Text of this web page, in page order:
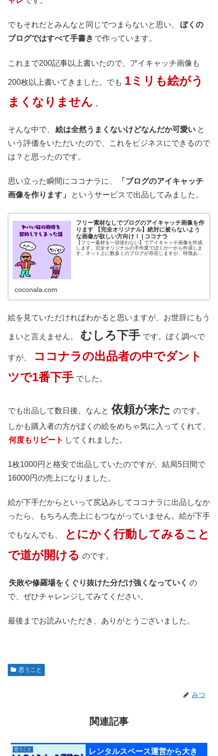
でもそれだとみんなと同じでつまらないと思い、
ぼくの
ブログではすべて手書き で作っています。
これまで200記事以上書いたので、アイキャッチ画像も
200枚以上書いてきました。でも 1ミリも絵がう
まくなりません 。
そんな中で、 絵は全然うまくないけどなんだか可愛い と
いう評価をいただいたので、これをビジネスにできるので
は？と思ったのです。
思い立った瞬間にココナラに、
「ブログのアイキャッチ
画像を作ります」
というサービスで出品してみました。
フリー素材なしでブログのアイキャッチ画像を作
ります 【完全オリジナル】絶対に被らないよう
な画像が欲しい方向け！ | ココナラ
【フリー素材を一切使わない】でアイキャッチ画像を作成
します。完全オリジナルの手作業でぼくが一から作成しま
す。ネット上に数多くのブログが存在しますが、特徴ある
coconala.com
絵を見ていただければわかると思いますが、お世辞にもう
まいと言えません。 むしろ下手 です。ぼく調べで
すが、
ココナラの出品者の中でダント
ツで1番下手 でした。
でも出品して数日後、なんと 依頼が来た のです。
しかも購入者の方がぼくの絵をめちゃ気に入ってくれて、
何度もリピート してくれました。
1枚1000円と格安で出品していたのですが、結局5日間で
16000円の売上になりました。
絵が下手だからといって尻込みしてココナラに出品しなか
ったら、もちろん売上にもつながっていません。絵が下手
でもなんでも、
とにかく行動してみること
で道が開ける のです。
失敗や修羅場をくぐり抜けた分だけ強くなっていく の
で、ぜひチャレンジしてみてください。
最後までお読みいただき、ありがとうございました。
思うこと
みつ
関連記事
思うこと
レンタルスペース運営から大き